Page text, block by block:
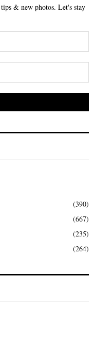
& new photos. Let's stay
(390)
(667)
(235)
(264)